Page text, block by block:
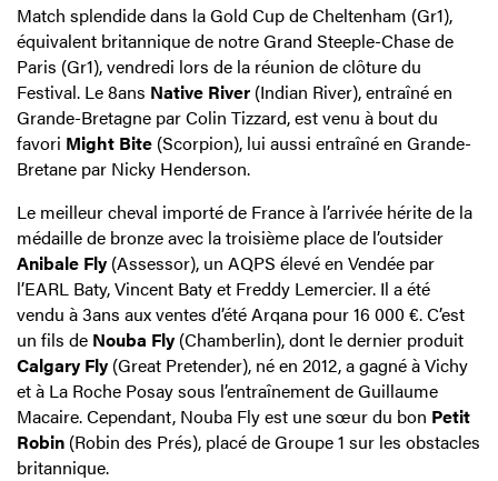
Match splendide dans la Gold Cup de Cheltenham (Gr1),
équivalent britannique de notre Grand Steeple-Chase de
Paris (Gr1), vendredi lors de la réunion de clôture du
Festival. Le 8ans Native River (Indian River), entraîné en
Grande-Bretagne par Colin Tizzard, est venu à bout du
favori Might Bite (Scorpion), lui aussi entraîné en Grande-
Bretane par Nicky Henderson.
Le meilleur cheval importé de France à l’arrivée hérite de la
médaille de bronze avec la troisième place de l’outsider
Anibale Fly (Assessor), un AQPS élevé en Vendée par
l’EARL Baty, Vincent Baty et Freddy Lemercier. Il a été
vendu à 3ans aux ventes d’été Arqana pour 16 000 €. C’est
un fils de Nouba Fly (Chamberlin), dont le dernier produit
Calgary Fly (Great Pretender), né en 2012, a gagné à Vichy
et à La Roche Posay sous l’entraînement de Guillaume
Macaire. Cependant, Nouba Fly est une sœur du bon Petit
Robin (Robin des Prés), placé de Groupe 1 sur les obstacles
britannique.